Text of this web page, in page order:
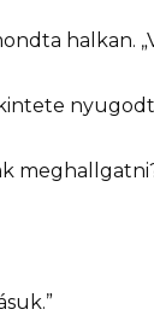
halkan.